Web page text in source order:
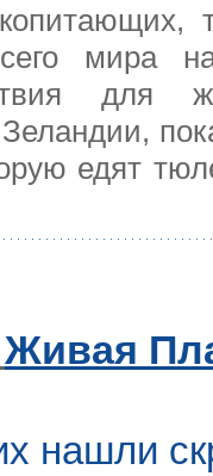
мира
для
едят
Живая
нашли